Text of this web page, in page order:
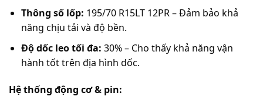
Thông số lốp: 195/70 R15LT 12PR – Đảm bảo khả
năng chịu tải và độ bền.
Độ dốc leo tối đa: 30% – Cho thấy khả năng vận
hành tốt trên địa hình dốc.
Hệ thống động cơ & pin: